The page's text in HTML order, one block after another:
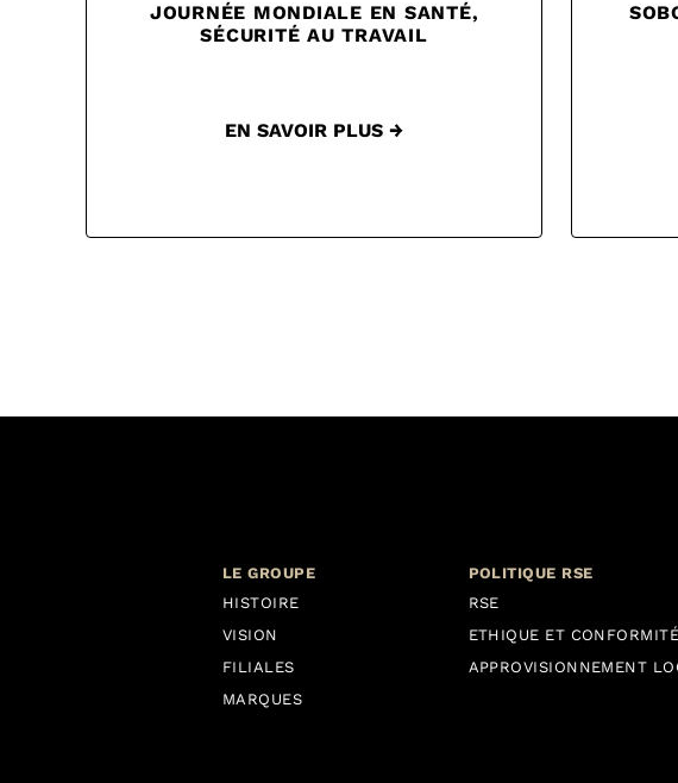
JOURNÉE MONDIALE EN SANTÉ,
SÉCURITÉ AU TRAVAIL
EN SAVOIR PLUS →
LE GROUPE
HISTOIRE
VISION
FILIALES
MARQUES
POLITIQUE RSE
RSE
ETHIQUE ET CONFORMITÉ
APPROVISIONNEMENT